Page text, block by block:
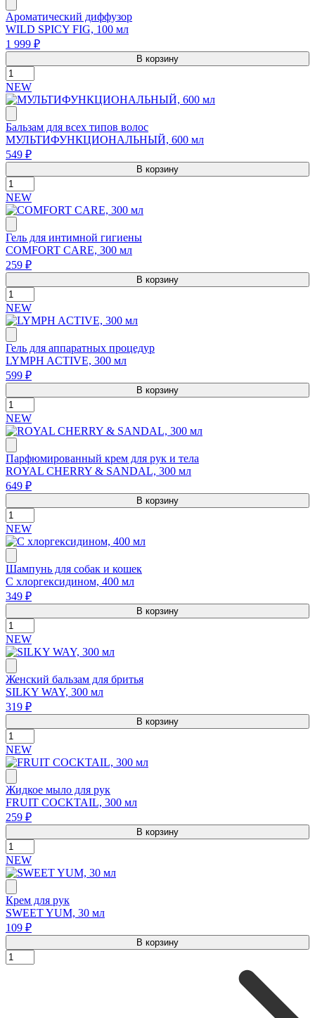
Ароматический диффузор
WILD SPICY FIG, 100 мл
1 999 ₽
В корзину
NEW
Бальзам для всех типов волос
МУЛЬТИФУНКЦИОНАЛЬНЫЙ, 600 мл
549 ₽
В корзину
NEW
Гель для интимной гигиены
COMFORT CARE, 300 мл
259 ₽
В корзину
NEW
Гель для аппаратных процедур
LYMPH ACTIVE, 300 мл
599 ₽
В корзину
NEW
Парфюмированный крем для рук и тела
ROYAL CHERRY & SANDAL, 300 мл
649 ₽
В корзину
NEW
Шампунь для собак и кошек
С хлоргексидином, 400 мл
349 ₽
В корзину
NEW
Женский бальзам для бритья
SILKY WAY, 300 мл
319 ₽
В корзину
NEW
Жидкое мыло для рук
FRUIT COCKTAIL, 300 мл
259 ₽
В корзину
NEW
Крем для рук
SWEET YUM, 30 мл
109 ₽
В корзину